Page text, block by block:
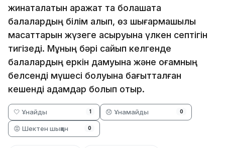
жинақталатын қаражат та болашақта
балалардың білім алып, өз шығармашылық
мақсаттарын жүзеге асыруына үлкен септігін
тигізеді. Мұның бәрі сайып келгенде
балалардың еркін дамуына және қоғамның
белсенді мүшесі болуына бағытталған
кешенді қадамдар болып отыр.
🤍 Ұнайды 1 😞 Ұнамайды 0
😡 Шектен шыққан 0